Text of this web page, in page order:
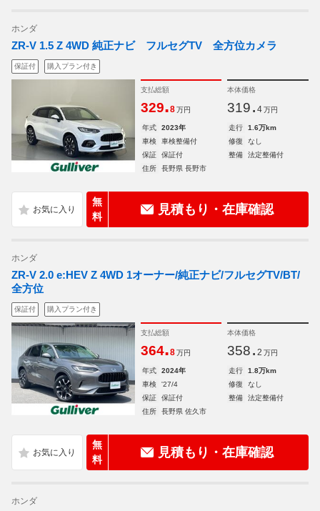
ホンダ
ZR-V 1.5 Z 4WD 純正ナビ フルセグTV 全方位カメラ
保証付 購入プラン付き
支払総額
329.8 万円
本体価格
319. 4 万円
年式 2023年 走行
1.6万km
車検
車検整備付 修復
なし
保証
保証付 整備
法定整備付
住所
長野県 長野市
無
料
見積もり・在庫確認
ホンダ
ZR-V 2.0 e:HEV Z 4WD 1オーナー/純正ナビ/フルセグTV/BT/
全方位
保証付 購入プラン付き
支払総額
364.8 万円
本体価格
358. 2 万円
年式 2024年 走行
1.8万km
車検
'27/4 修復
なし
保証
保証付 整備
法定整備付
住所
長野県 佐久市
無
料
見積もり・在庫確認
ホンダ